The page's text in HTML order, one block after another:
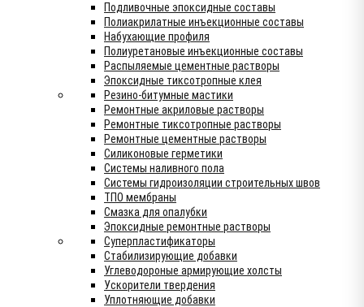
Подливочные эпоксидные составы
Полиакрилатные инъекционные составы
Набухающие профиля
Полиуретановые инъекционные составы
Распыляемые цементные растворы
Эпоксидные тиксотропные клея
Резино-битумные мастики
Ремонтные акриловые растворы
Ремонтные тиксотропные растворы
Ремонтные цементные растворы
Силиконовые герметики
Системы наливного пола
Системы гидроизоляции строительных швов
ТПО мембраны
Смазка для опалубки
Эпоксидные ремонтные растворы
Суперпластификаторы
Стабилизирующие добавки
Углеводороные армирующие холсты
Ускорители твердения
Уплотняющие добавки